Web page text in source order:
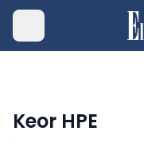
Keor HPE